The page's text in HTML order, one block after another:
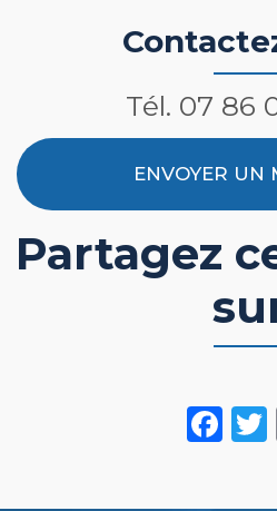
Tél. 07 86
ENVOYER UN
Partagez